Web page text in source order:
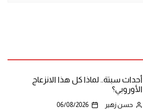
أحداث سبتة.. لماذا كل هذا الانزعاج
الأوروبي؟
حسن زهير 06/08/2026